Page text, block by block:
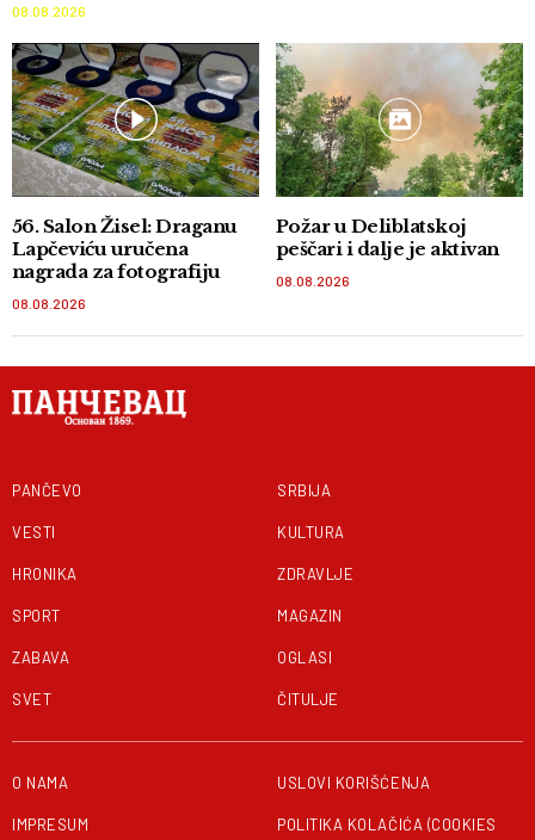
08.08.2026
56. Salon Žisel: Draganu
Lapčeviću uručena
nagrada za fotografiju
08.08.2026
Požar u Deliblatskoj
peščari i dalje je aktivan
08.08.2026
PANČEVO
VESTI
HRONIKA
SPORT
ZABAVA
SVET
SRBIJA
KULTURA
ZDRAVLJE
MAGAZIN
OGLASI
ČITULJE
O NAMA
IMPRESUM
USLOVI KORIŠĆENJA
POLITIKA KOLAČIĆA (COOKIES